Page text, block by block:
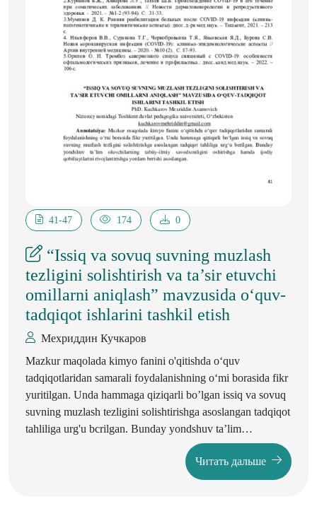
41-47 174 0
“Issiq va sovuq suvning muzlash
tezligini solishtirish va ta’sir etuvchi
omillarni aniqlash” mavzusida oʻquv-
tadqiqot ishlarini tashkil etish
Мехриддин Кучкаров
Mazkur maqolada kimyo fanini o'qitishda o‘quv
tadqiqotlaridan samarali foydalanishning o‘mi borasida fikr
yuritilgan. Unda hammaga qiziqarli bo’lgan issiq va sovuq
suvning muzlash tezligini solishtirishga asoslangan tadqiqot
tahliliga urg'u bcrilgan. Bunday yondshuv ta’lim
oluvchilaming tabiiy-ilmiy savodxonligini oshirishga
hamda ijodiy qobiliaytlarini rivojlantirishga yordam bcrishi
Читать дальше